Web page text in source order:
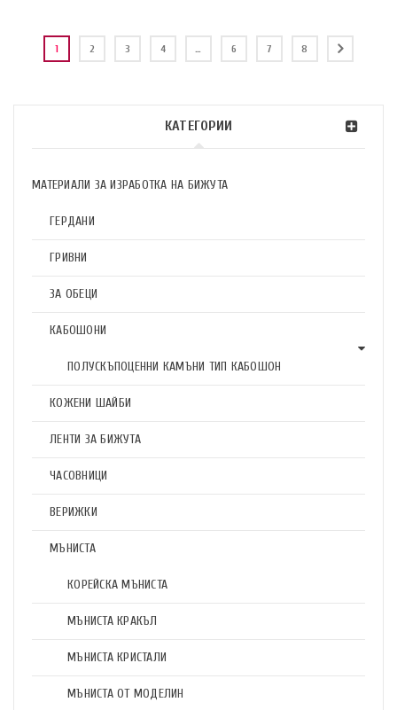
КАТЕГОРИИ
МАТЕРИАЛИ ЗА ИЗРАБОТКА НА БИЖУТА
ГЕРДАНИ
ГРИВНИ
ЗА ОБЕЦИ
КАБОШОНИ
ПОЛУСКЪПОЦЕННИ КАМЪНИ ТИП КАБОШОН
КОЖЕНИ ШАЙБИ
ЛЕНТИ ЗА БИЖУТА
ЧАСОВНИЦИ
ВЕРИЖКИ
МЪНИСТА
КОРЕЙСКА МЪНИСТА
МЪНИСТА КРАКЪЛ
МЪНИСТА КРИСТАЛИ
МЪНИСТА ОТ МОДЕЛИН
1 2 3 4 6 7 8